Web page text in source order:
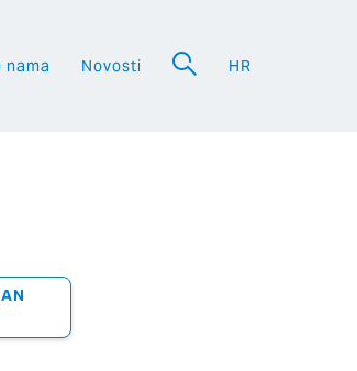
nama Novosti HR